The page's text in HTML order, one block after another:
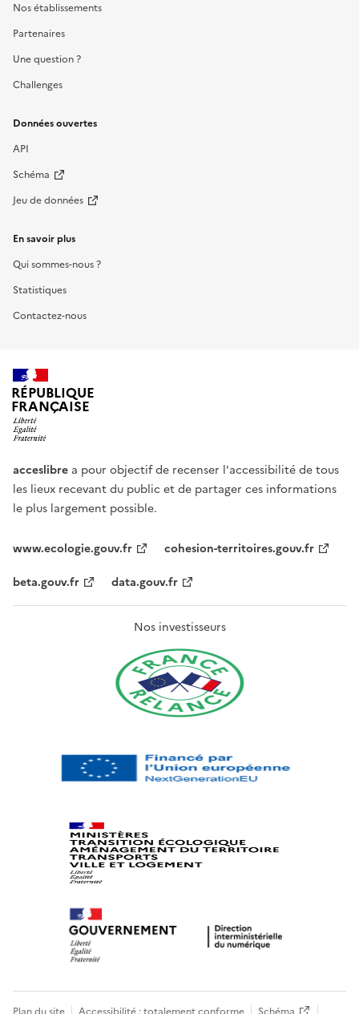
Nos établissements
Partenaires
Une question ?
Challenges
Données ouvertes
API
Schéma
Jeu de données
En savoir plus
Qui sommes-nous ?
Statistiques
Contactez-nous
RÉPUBLIQUE
FRANÇAISE
acceslibre a pour objectif de recenser l'accessibilité de tous
les lieux recevant du public et de partager ces informations
le plus largement possible.
www.ecologie.gouv.fr
cohesion-territoires.gouv.fr
beta.gouv.fr
data.gouv.fr
Nos investisseurs